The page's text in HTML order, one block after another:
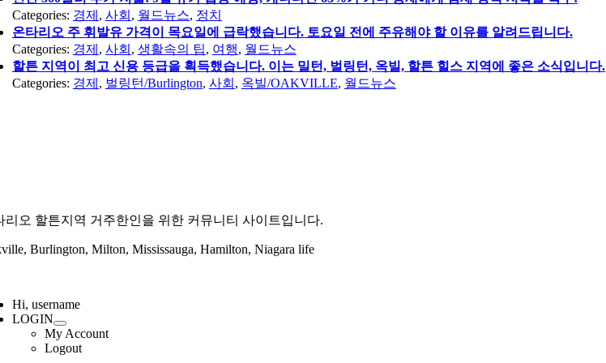
Categories: 경제 , 사회 , 월드뉴스, 정치
온타리오 주 휘발유 가격이 목요일에 급락했습니다. 토요일 전에 주유해야 할 이유를 알려드립니다.
Categories: 경제 , 사회 , 생활속의 팁, 여행, 월드뉴스
할튼 지역이 최고 신용 등급을 획득했습니다. 이는 밀턴, 벌링턴, 옥빌, 할튼 힐스 지역에 좋은 소식입니다.
Categories: 경제 , 벌링턴/Burlington, 사회 , 옥빌/OAKVILLE, 월드뉴스
리오 할튼지역 거주한인을 위한 커뮤니티 사이트입니다.
Burlington, Milton, Mississauga, Hamilton, Niagara life
Hi, username
LOGIN
My Account
Logout